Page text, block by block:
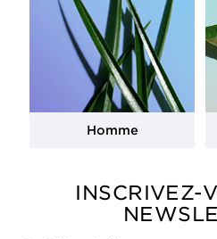
Homme
INSCRIVEZ-